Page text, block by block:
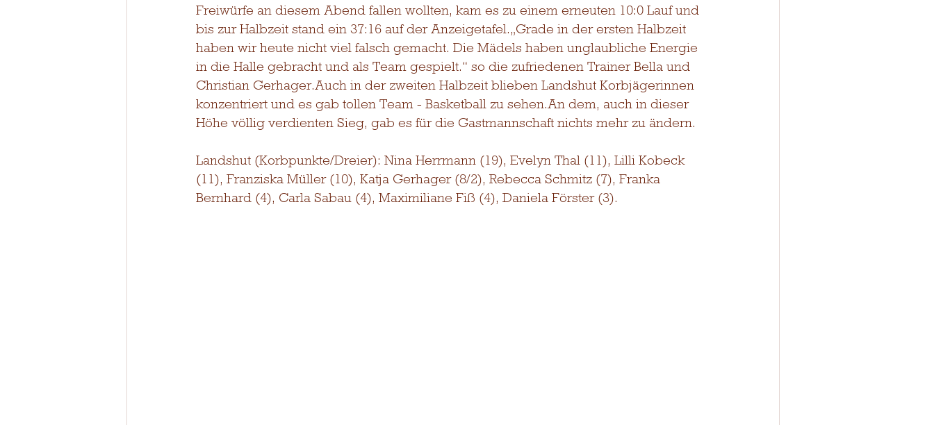
Freiwürfe an diesem Abend fallen wollten, kam es zu einem erneuten 10:0 Lauf und
bis zur Halbzeit stand ein 37:16 auf der Anzeigetafel.„Grade in der ersten Halbzeit
haben wir heute nicht viel falsch gemacht. Die Mädels haben unglaubliche Energie
in die Halle gebracht und als Team gespielt.“ so die zufriedenen Trainer Bella und
Christian Gerhager.Auch in der zweiten Halbzeit blieben Landshut Korbjägerinnen
konzentriert und es gab tollen Team - Basketball zu sehen.An dem, auch in dieser
Höhe völlig verdienten Sieg, gab es für die Gastmannschaft nichts mehr zu ändern.
Landshut (Korbpunkte/Dreier): Nina Herrmann (19), Evelyn Thal (11), Lilli Kobeck
(11), Franziska Müller (10), Katja Gerhager (8/2), Rebecca Schmitz (7), Franka
Bernhard (4), Carla Sabau (4), Maximiliane Fiß (4), Daniela Förster (3).